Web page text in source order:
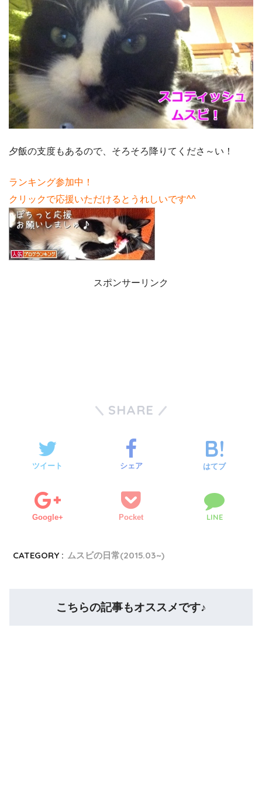
夕飯の支度もあるので、そろそろ降りてくださ～い！
ランキング参加中！
クリックで応援いただけるとうれしいです^^
スポンサーリンク
SHARE
ツイート シェア はてブ
Google+ Pocket LINE
CATEGORY : ムスビの日常(2015.03~)
こちらの記事もオススメです♪